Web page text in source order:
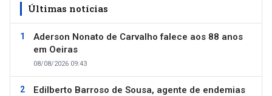
Últimas notícias
Aderson Nonato de Carvalho falece aos 88 anos
em Oeiras
08/08/2026 09:43
Edilberto Barroso de Sousa, agente de endemias